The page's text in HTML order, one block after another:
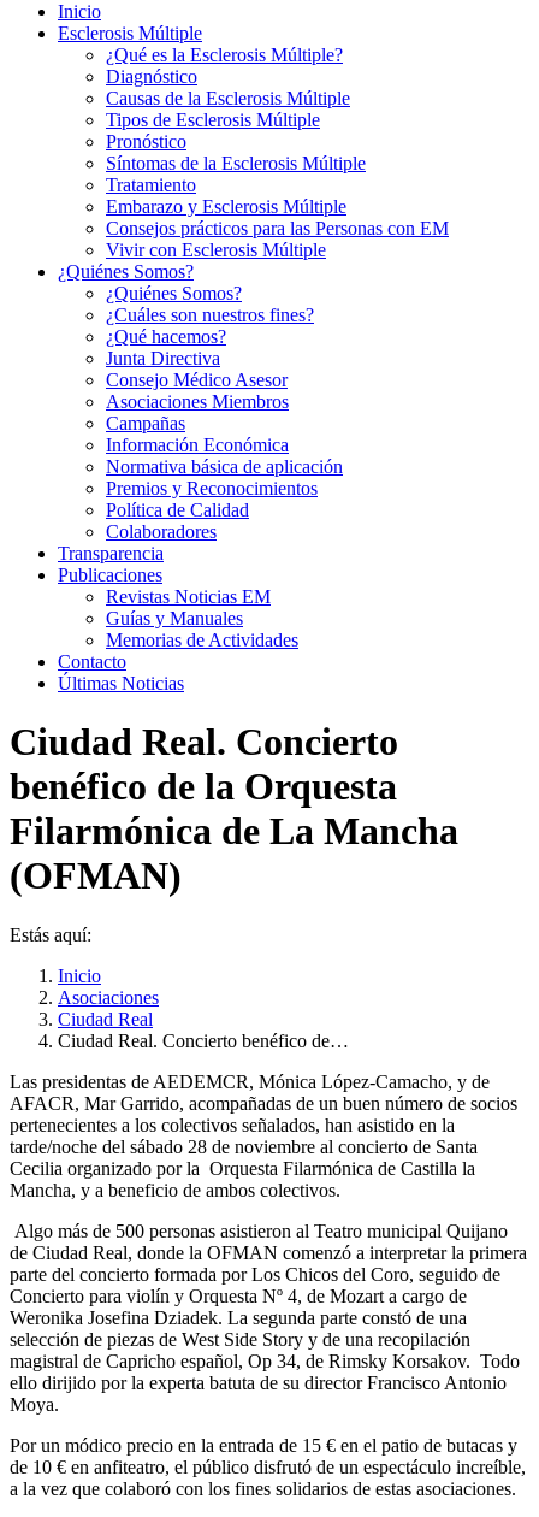
Inicio
Esclerosis Múltiple
¿Qué es la Esclerosis Múltiple?
Diagnóstico
Causas de la Esclerosis Múltiple
Tipos de Esclerosis Múltiple
Pronóstico
Síntomas de la Esclerosis Múltiple
Tratamiento
Embarazo y Esclerosis Múltiple
Consejos prácticos para las Personas con EM
Vivir con Esclerosis Múltiple
¿Quiénes Somos?
¿Quiénes Somos?
¿Cuáles son nuestros fines?
¿Qué hacemos?
Junta Directiva
Consejo Médico Asesor
Asociaciones Miembros
Campañas
Información Económica
Normativa básica de aplicación
Premios y Reconocimientos
Política de Calidad
Colaboradores
Transparencia
Publicaciones
Revistas Noticias EM
Guías y Manuales
Memorias de Actividades
Contacto
Últimas Noticias
Ciudad Real. Concierto
benéfico de la Orquesta
Filarmónica de La Mancha
(OFMAN)
Estás aquí:
Inicio
Asociaciones
Ciudad Real
Ciudad Real. Concierto benéfico de…
Las presidentas de AEDEMCR, Mónica López-Camacho, y de
AFACR, Mar Garrido, acompañadas de un buen número de socios
pertenecientes a los colectivos señalados, han asistido en la
tarde/noche del sábado 28 de noviembre al concierto de Santa
Cecilia organizado por la Orquesta Filarmónica de Castilla la
Mancha, y a beneficio de ambos colectivos.
Algo más de 500 personas asistieron al Teatro municipal Quijano
de Ciudad Real, donde la OFMAN comenzó a interpretar la primera
parte del concierto formada por Los Chicos del Coro, seguido de
Concierto para violín y Orquesta Nº 4, de Mozart a cargo de
Weronika Josefina Dziadek. La segunda parte constó de una
selección de piezas de West Side Story y de una recopilación
magistral de Capricho español, Op 34, de Rimsky Korsakov. Todo
ello dirijido por la experta batuta de su director Francisco Antonio
Moya.
Por un módico precio en la entrada de 15 € en el patio de butacas y
de 10 € en anfiteatro, el público disfrutó de un espectáculo increíble,
a la vez que colaboró con los fines solidarios de estas asociaciones.